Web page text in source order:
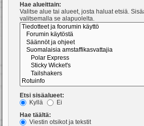
Hae alueittain:
Valitse alue tai alueet, josta haluat etsiä.
valitsemalla se alapuolelta.
Etsi sisäalueet:
Kyllä
Ei
Hae täältä:
Viestin otsikot ja tekstit